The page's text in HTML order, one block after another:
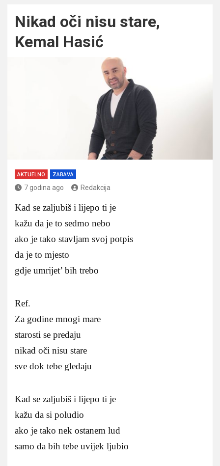
Nikad oči nisu stare,
Kemal Hasić
AKTUELNO ZABAVA
7 godina ago Redakcija
Kad se zaljubiš i lijepo ti je
kažu da je to sedmo nebo
ako je tako stavljam svoj potpis
da je to mjesto
gdje umrijet’ bih trebo
Ref.
Za godine mnogi mare
starosti se predaju
nikad oči nisu stare
sve dok tebe gledaju
Kad se zaljubiš i lijepo ti je
kažu da si poludio
ako je tako nek ostanem lud
samo da bih tebe uvijek ljubio